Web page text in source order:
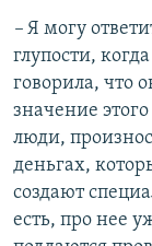
– Я могу
глупости,
говорила, что
значение
люди,
деньгах,
создают
есть, про нее